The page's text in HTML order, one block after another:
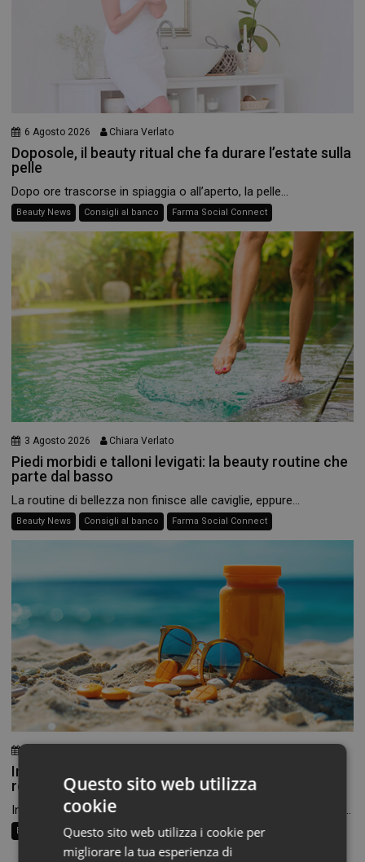
6 Agosto 2026 Chiara Verlato
Doposole, il beauty ritual che fa durare l’estate sulla
pelle
Dopo ore trascorse in spiaggia o all’aperto, la pelle...
Beauty News Consigli al banco Farma Social Connect
3 Agosto 2026 Chiara Verlato
Piedi morbidi e talloni levigati: la beauty routine che
parte dal basso
La routine di bellezza non finisce alle caviglie, eppure...
Beauty News Consigli al banco Farma Social Connect
Integratori per pelle e capelli in estate: la beauty
routine passa anche dalla farmacia
In estate cambiamo texture, scegliamo cosmetici più leggeri e...
Beauty Trend Consigli al banco Farma Social Connect
Questo sito web utilizza
cookie
Questo sito web utilizza i cookie per
migliorare la tua esperienza di